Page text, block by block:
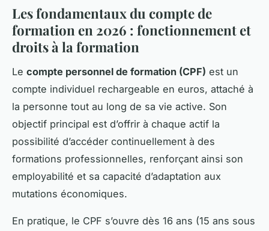
Les fondamentaux du compte de
formation en 2026 : fonctionnement et
droits à la formation
Le compte personnel de formation (CPF) est un
compte individuel rechargeable en euros, attaché à
la personne tout au long de sa vie active. Son
objectif principal est d’offrir à chaque actif la
possibilité d’accéder continuellement à des
formations professionnelles, renforçant ainsi son
employabilité et sa capacité d’adaptation aux
mutations économiques.
En pratique, le CPF s’ouvre dès 16 ans (15 ans sous